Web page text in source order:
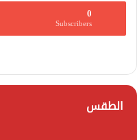
0
Subscribers
الطقس